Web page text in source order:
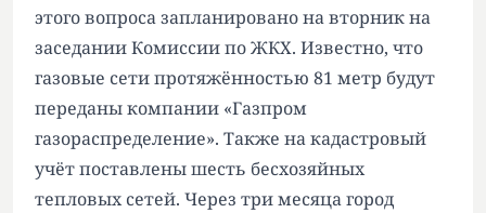
этого вопроса запланировано на вторник на
заседании Комиссии по ЖКХ. Известно, что
газовые сети протяжённостью 81 метр будут
переданы компании «Газпром
газораспределение». Также на кадастровый
учёт поставлены шесть бесхозяйных
тепловых сетей. Через три месяца город